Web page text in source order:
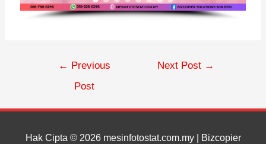
← Previous
Post
Next Post →
Hak Cipta © 2026 mesinfotostat.com.my| Bizcopier